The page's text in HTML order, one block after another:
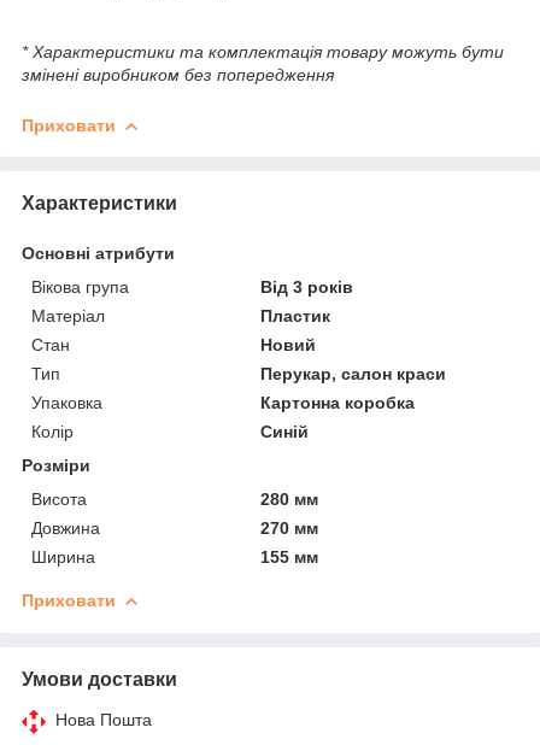
* Характеристики та комплектація товару можуть бути
змінені виробником без попередження
Приховати
Характеристики
Основні атрибути
Вікова група
Від 3 років
Матеріал
Пластик
Стан
Новий
Тип
Перукар, салон краси
Упаковка
Картонна коробка
Колір
Синій
Розміри
Висота
280 мм
Довжина
270 мм
Ширина
155 мм
Приховати
Умови доставки
Нова Пошта